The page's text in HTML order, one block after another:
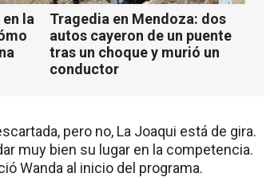
la
Tragedia en Mendoza: dos
autos cayeron de un puente
tras un choque y murió un
conductor
pero no, La Joaqui está de gira.
muy bien su lugar en la competencia.
Wanda al inicio del programa.